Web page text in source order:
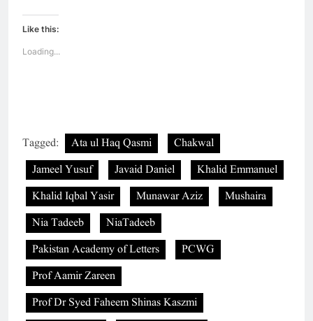
Like this:
Loading...
Tagged: Ata ul Haq Qasmi
Chakwal
Jameel Yusuf
Javaid Daniel
Khalid Emmanuel
Khalid Iqbal Yasir
Munawar Aziz
Mushaira
Nia Tadeeb
NiaTadeeb
Pakistan Academy of Letters
PCWG
Prof Aamir Zareen
Prof Dr Syed Faheem Shinas Kaszmi